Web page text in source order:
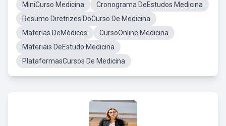
MiniCurso Medicina
Cronograma DeEstudos Medicina
Resumo Diretrizes DoCurso De Medicina
Materias DeMédicos
CursoOnline Medicina
Materiais DeEstudo Medicina
PlataformasCursos De Medicina